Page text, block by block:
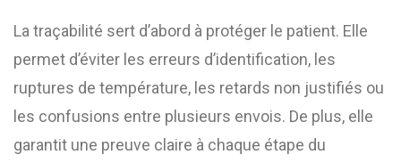
La traçabilité sert d’abord à protéger le patient. Elle
permet d’éviter les erreurs d’identification, les
ruptures de température, les retards non justifiés ou
les confusions entre plusieurs envois. De plus, elle
garantit une preuve claire à chaque étape du